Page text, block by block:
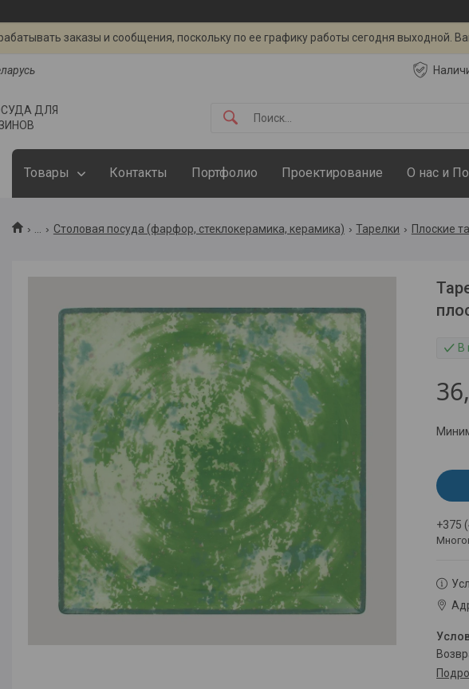
заказы и сообщения, поскольку по ее графику работы сегодня выходной.
ДЛЯ
Товары Контакты Портфолио Проектирование О нас и
... Столовая посуда (фарфор, стеклокерамика, керамика) Тарелки Плоские
В
+375